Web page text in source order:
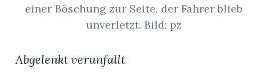
einer Böschung zur Seite, der Fahrer blieb
unverletzt. Bild: pz
Abgelenkt verunfallt